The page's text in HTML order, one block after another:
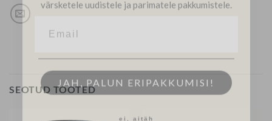
SEOTUD TOOTED
JAH, PALUN ERIPAKKUMISI!